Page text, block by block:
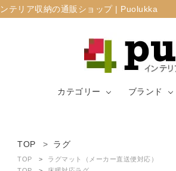
テリア収納の通販ショップ | Puolukka
カテゴリー
り
ブランド
TOP ラグ
TOP
ラグマット（メーカー直送便対応）